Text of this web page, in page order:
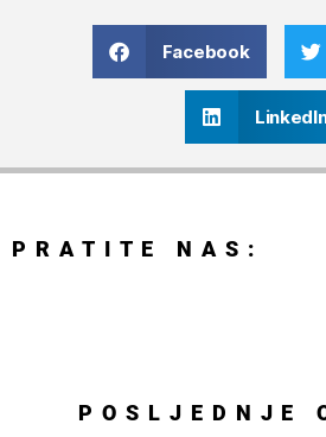
Facebook
PRATITE NAS:
POSLJEDNJE